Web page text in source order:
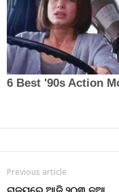
Previous article